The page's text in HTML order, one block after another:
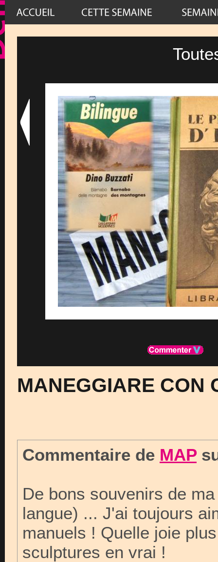
MANEGGIARE CON
Commentaire de MAP
De bons souvenirs de
langue) ... J'ai toujours
manuels ! Quelle joie
sculptures en vrai !